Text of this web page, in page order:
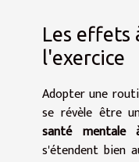
Les effets
l'exercice
Adopter une
se révèle être
santé
s'étendent bien